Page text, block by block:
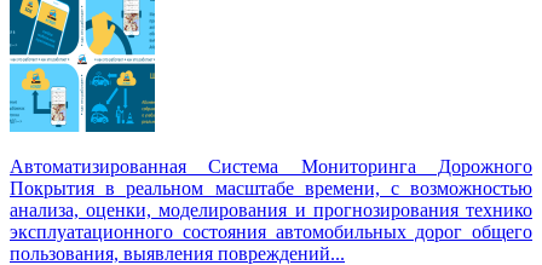
Автоматизированная Система Мониторинга Дорожного
Покрытия в реальном масштабе времени, с возможностью
анализа, оценки, моделирования и прогнозирования технико
эксплуатационного состояния автомобильных дорог общего
пользования, выявления повреждений...